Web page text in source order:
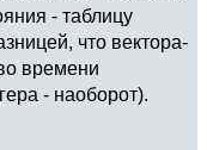
- таблицу
что вектора-
времени
- наоборот).